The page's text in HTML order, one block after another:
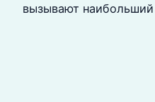
вызывают наибольший